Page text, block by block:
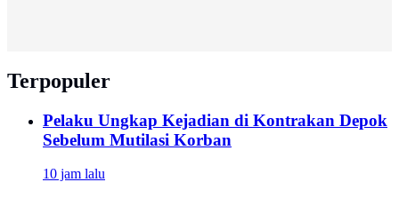
Terpopuler
Pelaku Ungkap Kejadian di Kontrakan Depok
Sebelum Mutilasi Korban
10 jam lalu